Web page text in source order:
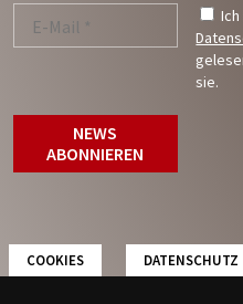
sie.
COOKIES DATENSCHUTZ